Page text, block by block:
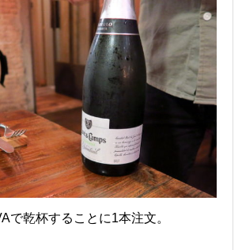
で乾杯することに1本注文。